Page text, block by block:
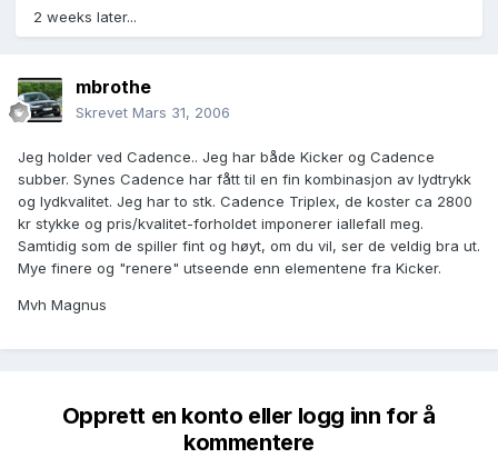
2 weeks later...
mbrothe
Skrevet Mars 31, 2006
Jeg holder ved Cadence.. Jeg har både Kicker og Cadence
subber. Synes Cadence har fått til en fin kombinasjon av lydtrykk
og lydkvalitet. Jeg har to stk. Cadence Triplex, de koster ca 2800
kr stykke og pris/kvalitet-forholdet imponerer iallefall meg.
Samtidig som de spiller fint og høyt, om du vil, ser de veldig bra ut.
Mye finere og "renere" utseende enn elementene fra Kicker.
Mvh Magnus
Opprett en konto eller logg inn for å
kommentere